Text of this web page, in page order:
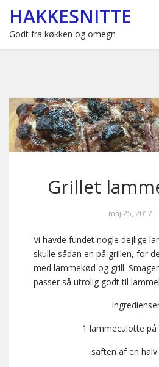
HAKKESNITTE
Godt fra køkken og omegn
Grillet
maj 25, 2017
Vi havde fundet nogle dejlige
skulle sådan en på grillen, for
med lammekød og grill.
passer så utrolig godt til
1 lammeculotte på
saften af en